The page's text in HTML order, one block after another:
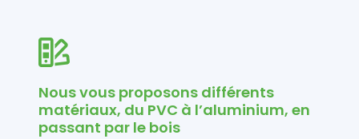
Nous vous proposons différents
matériaux, du PVC à l’aluminium, en
passant par le bois